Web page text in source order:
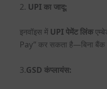
2. UPI का जादू:
इनवॉइस में UPI पेमेंट लिंक
Pay” कर सकता है—बिना बैंक
3.GSD कंप्लायंस: